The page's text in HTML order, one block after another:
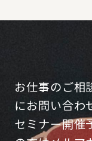
お仕事のご相
にお問い合わ
セミナー開催